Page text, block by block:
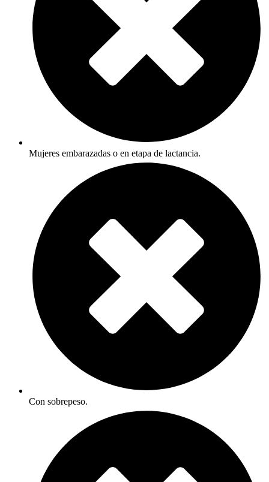
Mujeres embarazadas o en etapa de lactancia.
Con sobrepeso.